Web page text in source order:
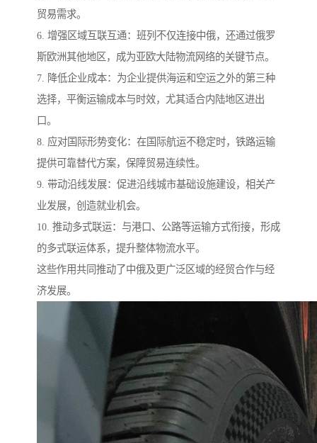
贸易需求。
6. 增强区域互联互通：班列不仅连接中俄，还通过俄罗
斯欧洲其他地区，成为亚欧大陆物流网络的关键节点。
7. 降低企业成本：为企业提供海运和空运之外的第三种
选择，平衡运输成本与时效，尤其适合内陆地区进出
口。
8. 应对国际形势变化：在国际航运不稳定时，铁路运输
提供可靠替代方案，保障贸易连续性。
9. 带动沿线发展：促进沿线城市基础设施建设，相关产
业发展，创造就业机会。
10. 推动多式联运：与港口、公路等运输方式衔接，形成
的多式联运体系，提升整体物流水平。
这些作用共同推动了中俄及更广泛区域的经贸合作与经
济发展。